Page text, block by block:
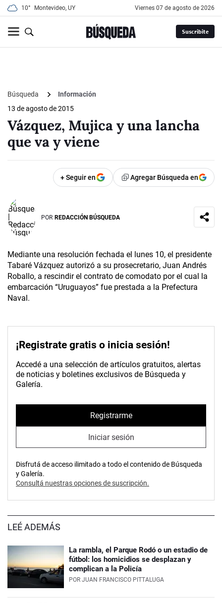
10° Montevideo, UY viernes 07 de agosto de 2026
Suscribite
Búsqueda
Información
13 de agosto de 2015
Vázquez, Mujica y una lancha
que va y viene
+ Seguir en Agregar Búsqueda en
POR REDACCIÓN BÚSQUEDA
Mediante una resolución fechada el lunes 10, el presidente
Tabaré Vázquez autorizó a su prosecretario, Juan Andrés
Roballo, a rescindir el contrato de comodato por el cual la
embarcación “Uruguayos” fue prestada a la Prefectura
Naval.
¡Registrate gratis o inicia sesión!
Accedé a una selección de artículos gratuitos, alertas
de noticias y boletines exclusivos de Búsqueda y
Galería.
Registrarme
Iniciar sesión
Disfrutá de acceso ilimitado a todo el contenido de Búsqueda
y Galería.
Consultá nuestras opciones de suscripción.
LEÉ ADEMÁS
La rambla, el Parque Rodó o un estadio de
fútbol: los homicidios se desplazan y
complican a la Policía
POR JUAN FRANCISCO PITTALUGA